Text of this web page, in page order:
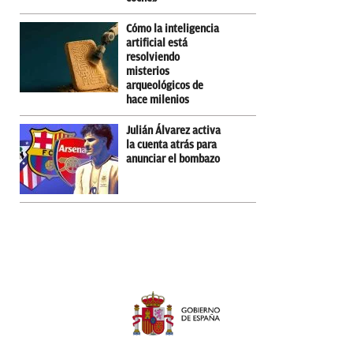
Cómo la inteligencia
artificial está
resolviendo
misterios
arqueológicos de
hace milenios
Julián Álvarez activa
la cuenta atrás para
anunciar el bombazo